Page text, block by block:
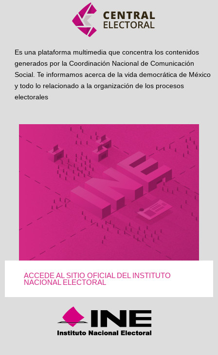
Es una plataforma multimedia que concentra los contenidos
generados por la Coordinación Nacional de Comunicación
Social. Te informamos acerca de la vida democrática de México
y todo lo relacionado a la organización de los procesos
electorales
ACCEDE AL SITIO OFICIAL DEL INSTITUTO
NACIONAL ELECTORAL